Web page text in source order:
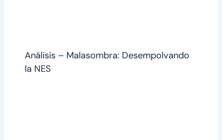
Análisis – Malasombra: Desempolvando
la NES